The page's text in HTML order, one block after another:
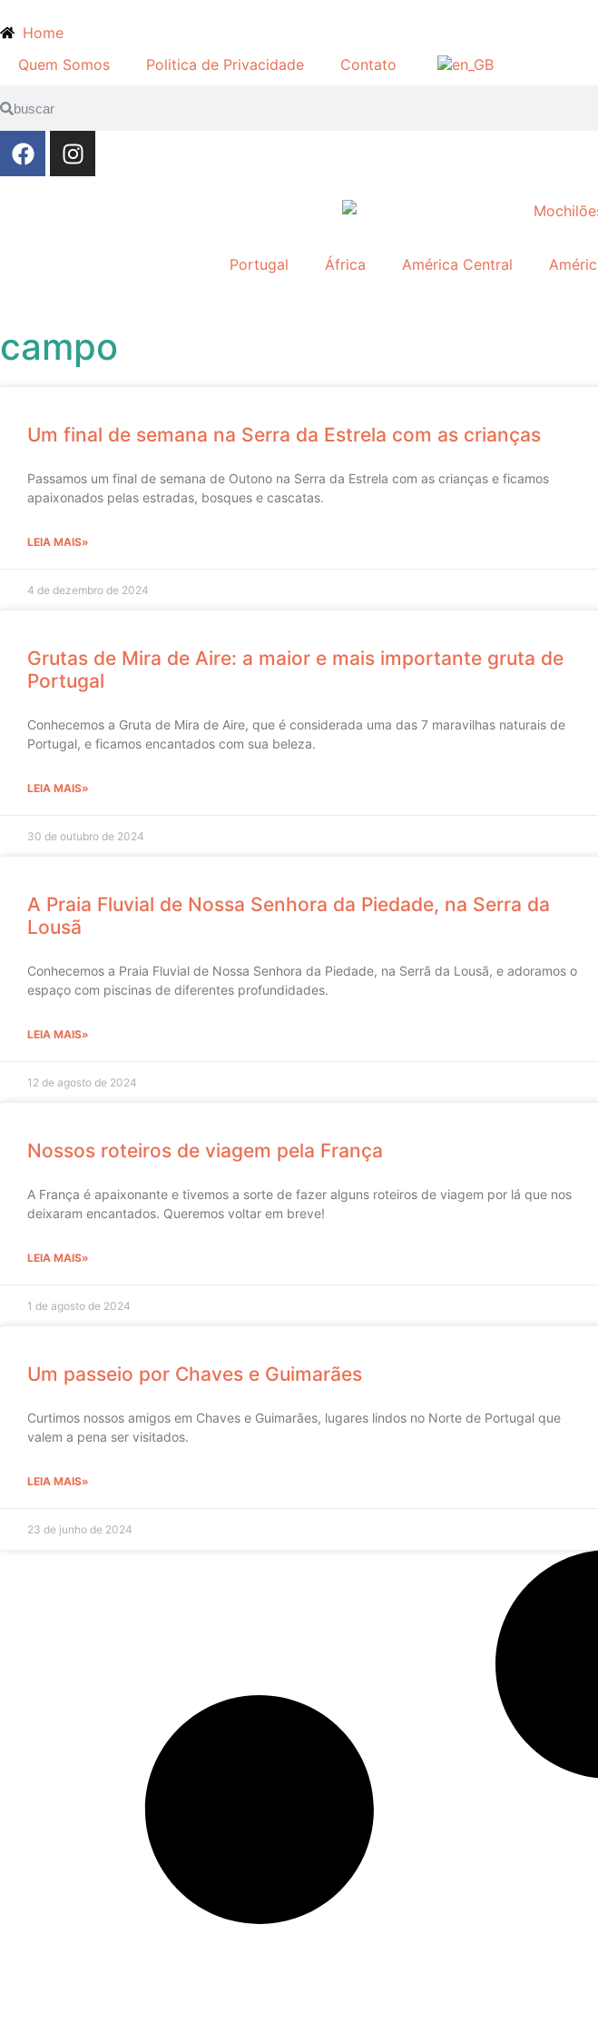
Home
Quem Somos
Politica de Privacidade Contato
Portugal África América Central
campo
Um final de semana na Serra da Estrela com as crianças
Passamos um final de semana de Outono na Serra da Estrela com as crianças e ficamos
apaixonados pelas estradas, bosques e cascatas.
LEIA MAIS»
4 de dezembro de 2024
Grutas de Mira de Aire: a maior e mais importante gruta de
Portugal
Conhecemos a Gruta de Mira de Aire, que é considerada uma das 7 maravilhas naturais de
Portugal, e ficamos encantados com sua beleza.
LEIA MAIS»
30 de outubro de 2024
A Praia Fluvial de Nossa Senhora da Piedade, na Serra da
Lousã
Conhecemos a Praia Fluvial de Nossa Senhora da Piedade, na Serrã da Lousã, e adoramos o
espaço com piscinas de diferentes profundidades.
LEIA MAIS»
12 de agosto de 2024
Nossos roteiros de viagem pela França
A França é apaixonante e tivemos a sorte de fazer alguns roteiros de viagem por lá que nos
deixaram encantados. Queremos voltar em breve!
LEIA MAIS»
1 de agosto de 2024
Um passeio por Chaves e Guimarães
Curtimos nossos amigos em Chaves e Guimarães, lugares lindos no Norte de Portugal que
valem a pena ser visitados.
LEIA MAIS»
23 de junho de 2024